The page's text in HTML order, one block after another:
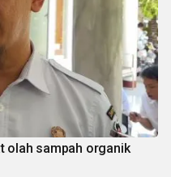
olah sampah organik